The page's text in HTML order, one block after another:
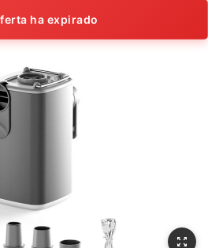
ha expirado